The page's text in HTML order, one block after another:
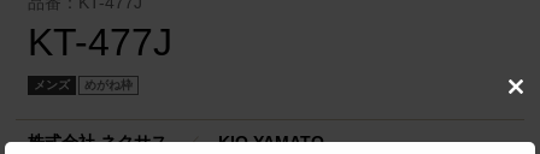
KT-477J
メンズ めがね枠
株式会社 ネクサス／KIO YAMATO